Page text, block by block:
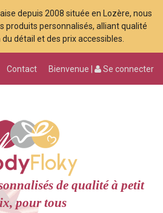
depuis 2008 située en Lozère, nous
produits personnalisés, alliant qualité
détail et des prix accessibles.
Contact Bienvenue | Se connecter
de qualité à petit
pour tous